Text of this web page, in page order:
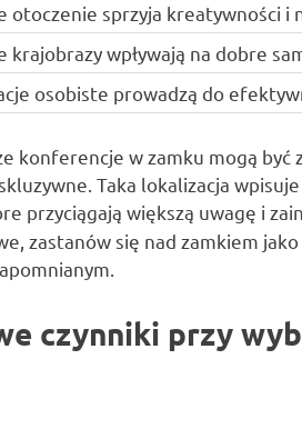
otoczenie sprzyja kreatywności i
krajobrazy wpływają na dobre
osobiste prowadzą do
konferencje w zamku mogą
Taka lokalizacja
przyciągają większą uwagę i
zastanów się nad zamkiem
czynniki przy